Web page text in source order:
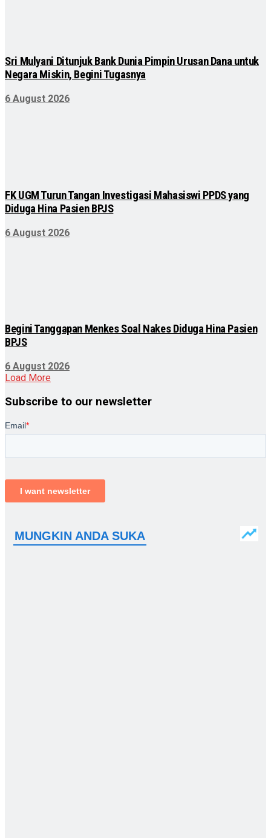
Sri Mulyani Ditunjuk Bank Dunia Pimpin Urusan Dana untuk
Negara Miskin, Begini Tugasnya
6 August 2026
FK UGM Turun Tangan Investigasi Mahasiswi PPDS yang
Diduga Hina Pasien BPJS
6 August 2026
Begini Tanggapan Menkes Soal Nakes Diduga Hina Pasien
BPJS
6 August 2026
Load More
Subscribe to our newsletter